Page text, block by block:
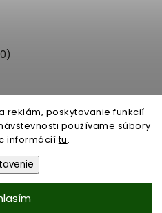
reklám, poskytovanie funkcií
používame súbory
informáciítu.
cookies
| Custom =
s.r.o.